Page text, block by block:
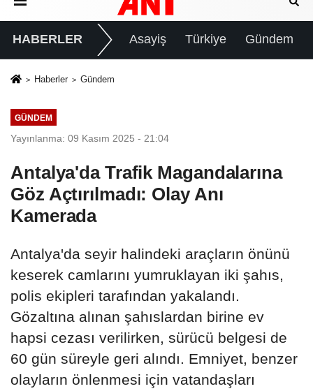
HABERLER Asayiş Türkiye Gündem
Haberler Gündem
GÜNDEM
Yayınlanma: 09 Kasım 2025 - 21:04
Antalya'da Trafik Magandalarına
Göz Açtırılmadı: Olay Anı
Kamerada
Antalya'da seyir halindeki araçların önünü
keserek camlarını yumruklayan iki şahıs,
polis ekipleri tarafından yakalandı.
Gözaltına alınan şahıslardan birine ev
hapsi cezası verilirken, sürücü belgesi de
60 gün süreyle geri alındı. Emniyet, benzer
olayların önlenmesi için vatandaşları